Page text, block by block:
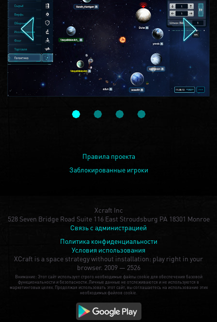
Правила проекта
Заблокированные игроки
Xcraft Inc
528 Seven Bridge Road Suite 116 East Stroudsburg PA 18301 Monroe
Связь с администрацией
Политика конфиденциальности
Условия использования
XCraft is a space strategy without installation: play right in your
browser. 2009 — 2526
Внимание: Этот сайт использует строго необходимые файлы cookie для обеспечения базовой
функциональности и безопасности. Личные данные не отслеживаются и не используются в
маркетинговых целях. Продолжая использовать этот сайт, вы соглашаетесь на использование этих
необходимых файлов cookie.